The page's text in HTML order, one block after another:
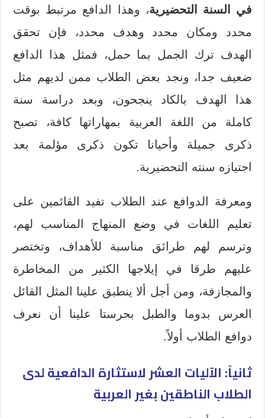
في السنة التحضيرية، وهذا الدافع مرتبط بوقت
محدد ومكان محدد وهدف محدد، فإن تحقق
الهدف ترك الجمل بما حمل، فمثل هذا الدافع
ضعيف جدا، ونجد بعض الطلاب ممن لديهم مثل
هذا الهدف بالكاد ينجحون، وبعد دراسة سنة
كاملة من اللغة العربية بمهاراتها كافة، تصبح
ذكرى جميلة وأحيانا تكون ذكرى مؤلمة بعد
اجتيازه سنته التحضيرية.
ومعرفة الدوافع عند الطلاب تفيد القائمين على
تعليم اللغات في وضع المنهاج المناسب لهم،
وترسم لهم طرائق مناسبة للأهداف، وتختصر
عليهم طرقا في إيلاجها الكثير من المخاطرة
والمجازفة، ومن أجل ألا ينطبق علينا المثل القائل
العرس بدوما والطبل بحرستا علينا أن نعرف
دوافع الطلاب أولاً.
ثانياً: الآليات العشر لاستثارة الدافعية لدى
الطلاب الناطقين بغير العربية